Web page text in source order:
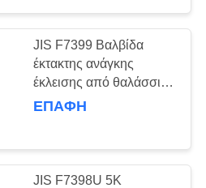
4
JIS F7399 Βαλβίδα
έκτακτης ανάγκης
έκλεισης από θαλάσσιο
μπρούντζο JIS F7399
ΕΠΑΦΉ
JIS F7398U 5K